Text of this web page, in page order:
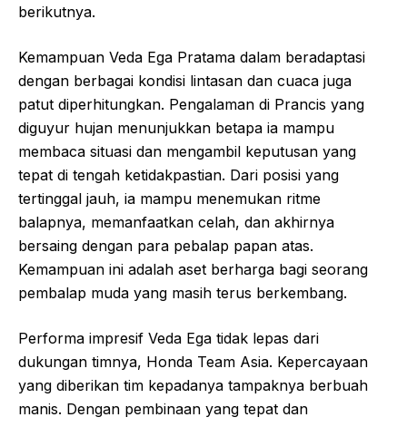
berikutnya.
Kemampuan Veda Ega Pratama dalam beradaptasi
dengan berbagai kondisi lintasan dan cuaca juga
patut diperhitungkan. Pengalaman di Prancis yang
diguyur hujan menunjukkan betapa ia mampu
membaca situasi dan mengambil keputusan yang
tepat di tengah ketidakpastian. Dari posisi yang
tertinggal jauh, ia mampu menemukan ritme
balapnya, memanfaatkan celah, dan akhirnya
bersaing dengan para pebalap papan atas.
Kemampuan ini adalah aset berharga bagi seorang
pembalap muda yang masih terus berkembang.
Performa impresif Veda Ega tidak lepas dari
dukungan timnya, Honda Team Asia. Kepercayaan
yang diberikan tim kepadanya tampaknya berbuah
manis. Dengan pembinaan yang tepat dan